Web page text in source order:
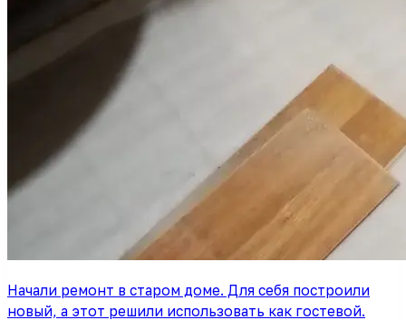
Начали ремонт в старом доме. Для себя построили
новый, а этот решили использовать как гостевой.